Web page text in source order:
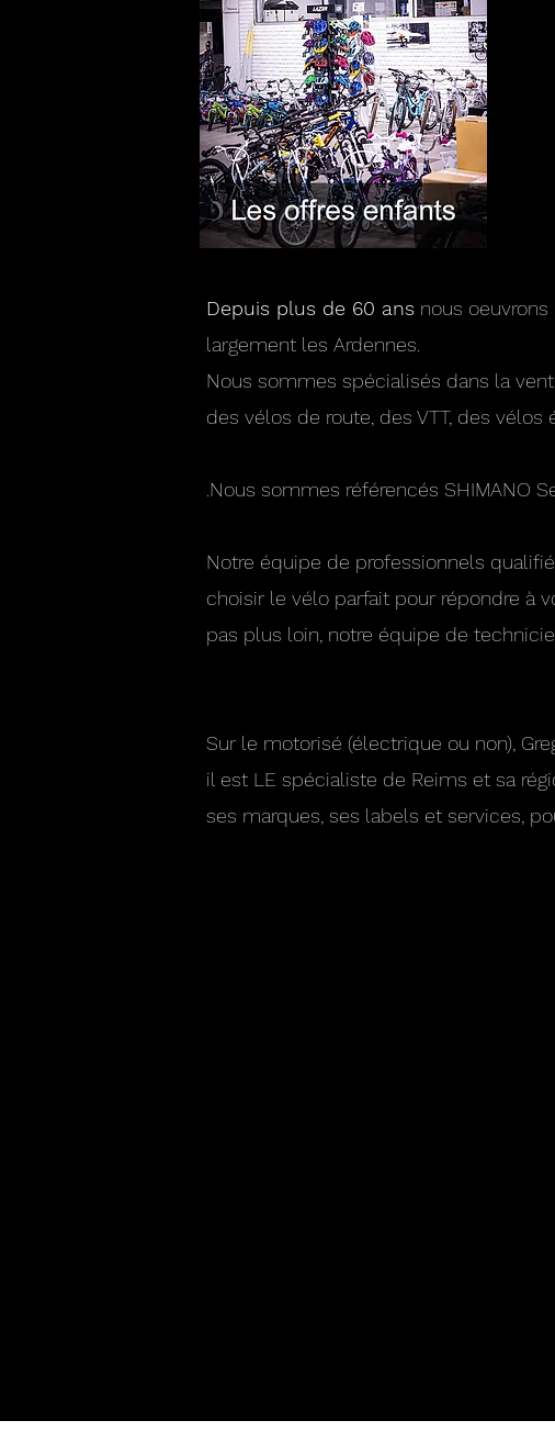
Depuis plus de 60 ans nous
largement les Ardennes.
Nous sommes spécialisés dans la
des vélos de route, des VTT, des
.Nous sommes référencés SHIMANO
Notre équipe de professionnels
choisir le vélo parfait pour répondre à
pas plus loin, notre équipe de
Sur le motorisé (électrique ou non),
il est LE spécialiste de Reims et sa
ses marques, ses labels et services,